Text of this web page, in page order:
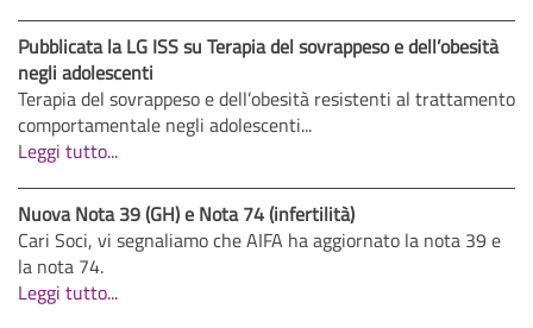
Pubblicata la LG ISS su Terapia del sovrappeso e dell’obesità
negli adolescenti
Terapia del sovrappeso e dell’obesità resistenti al trattamento
comportamentale negli adolescenti...
Leggi tutto...
Nuova Nota 39 (GH) e Nota 74 (infertilità)
Cari Soci, vi segnaliamo che AIFA ha aggiornato la nota 39 e
la nota 74.
Leggi tutto...